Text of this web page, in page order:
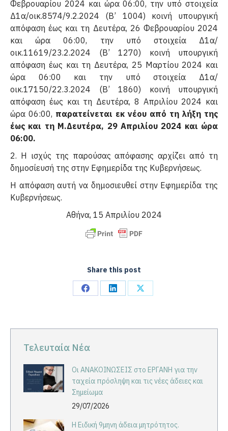
Φεβρουαρίου 2024 και ώρα 06:00, την υπό στοι­χεία
Δ1α/οικ.8574/9.2.2024 (Β’ 1004) κοινή υπουργική
απόφαση έως και τη Δευτέρα, 26 Φεβρουαρίου 2024
και ώρα 06:00, την υπό στοιχεία Δ1α/
οικ.11619/23.2.2024 (Β’ 1270) κοινή υπουργική
απόφαση έως και τη Δευτέρα, 25 Μαρτίου 2024 και
ώρα 06:00 και την υπό στοιχεία Δ1α/
οικ.17150/22.3.2024 (Β’ 1860) κοινή υπουργική
απόφαση έως και τη Δευτέρα, 8 Απριλίου 2024 και
ώρα 06:00, παρατείνεται εκ νέου από τη λήξη της
έως και τη Μ.Δευτέρα, 29 Απριλίου 2024 και ώρα
06:00.
2. Η ισχύς της παρούσας απόφασης αρχίζει από τη
δημοσίευσή της στην Εφημερίδα της Κυβερνήσεως.
Η απόφαση αυτή να δημοσιευθεί στην Εφημερίδα της
Κυβερνήσεως.
Αθήνα, 15 Απριλίου 2024
Share this post
Share Share Share
Τελευταία Νέα
Οι ΑΝΑΚΟΙΝΩΣΕΙΣ στο ΕΡΓΑΝΗ για την
ταχεία πρόσληψη και τις νέες άδειες και
Σημείωμα
29/07/2026
Η Ειδική 9μηνη άδεια μητρότητος.